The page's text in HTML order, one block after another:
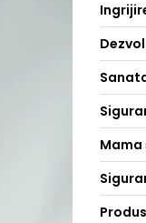
Mama